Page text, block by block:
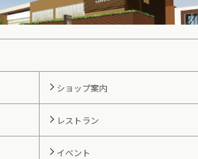
ショップ案内
レストラン
イベント